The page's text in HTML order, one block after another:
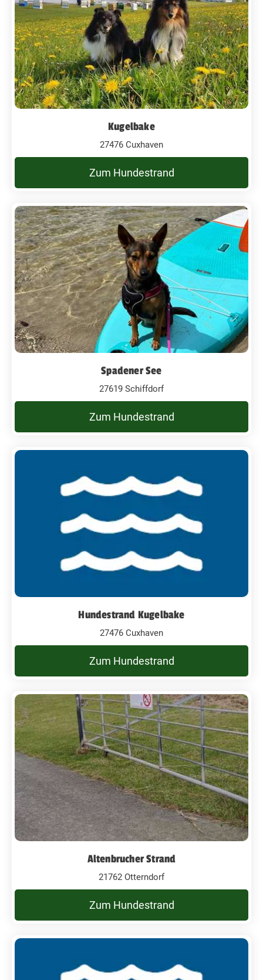
Kugelbake
27476 Cuxhaven
Zum Hundestrand
Spadener See
27619 Schiffdorf
Zum Hundestrand
Hundestrand Kugelbake
27476 Cuxhaven
Zum Hundestrand
Altenbrucher Strand
21762 Otterndorf
Zum Hundestrand